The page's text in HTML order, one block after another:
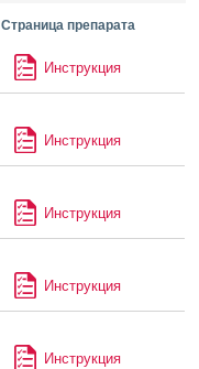
Страница препарата
Инструкция
Инструкция
Инструкция
Инструкция
Инструкция